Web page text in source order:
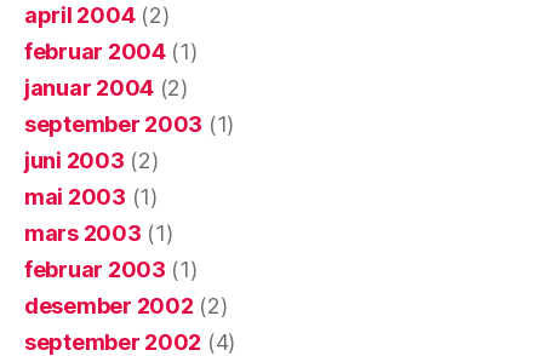
april 2004(2)
februar 2004(1)
januar 2004 (2)
september 2003 (1)
juni 2003 (2)
mai 2003 (1)
mars 2003 (1)
februar 2003 (1)
desember 2002 (2)
september 2002 (4)